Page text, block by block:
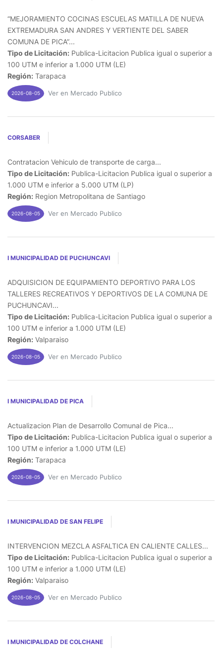
“MEJORAMIENTO COCINAS ESCUELAS MATILLA DE NUEVA
EXTREMADURA SAN ANDRES Y VERTIENTE DEL SABER
COMUNA DE PICA”...
Tipo de Licitación: Publica-Licitacion Publica igual o superior a
100 UTM e inferior a 1.000 UTM (LE)
Región: Tarapaca
2026-08-05 Ver en Mercado Publico
CORSABER
Contratacion Vehiculo de transporte de carga...
Tipo de Licitación: Publica-Licitacion Publica igual o superior a
1.000 UTM e inferior a 5.000 UTM (LP)
Región: Region Metropolitana de Santiago
2026-08-05 Ver en Mercado Publico
I MUNICIPALIDAD DE PUCHUNCAVI
ADQUISICION DE EQUIPAMIENTO DEPORTIVO PARA LOS
TALLERES RECREATIVOS Y DEPORTIVOS DE LA COMUNA DE
PUCHUNCAVI...
Tipo de Licitación: Publica-Licitacion Publica igual o superior a
100 UTM e inferior a 1.000 UTM (LE)
Región: Valparaiso
2026-08-05 Ver en Mercado Publico
I MUNICIPALIDAD DE PICA
Actualizacion Plan de Desarrollo Comunal de Pica...
Tipo de Licitación: Publica-Licitacion Publica igual o superior a
100 UTM e inferior a 1.000 UTM (LE)
Región: Tarapaca
2026-08-05 Ver en Mercado Publico
I MUNICIPALIDAD DE SAN FELIPE
INTERVENCION MEZCLA ASFALTICA EN CALIENTE CALLES...
Tipo de Licitación: Publica-Licitacion Publica igual o superior a
100 UTM e inferior a 1.000 UTM (LE)
Región: Valparaiso
2026-08-05 Ver en Mercado Publico
I MUNICIPALIDAD DE COLCHANE